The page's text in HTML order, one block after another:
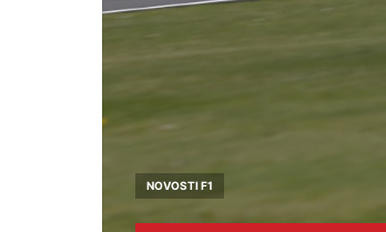
NOVOSTI F1